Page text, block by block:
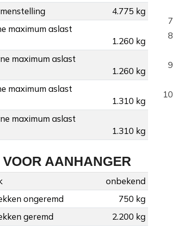
4.775 kg
maximum aslast
1.260 kg
maximum aslast
1.260 kg
maximum aslast
1.310 kg
maximum aslast
1.310 kg
AANHANGER
onbekend
ongeremd
750 kg
geremd
2.200 kg